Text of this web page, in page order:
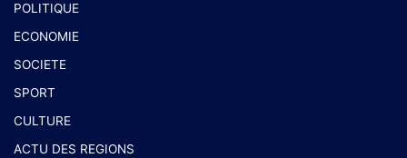
POLITIQUE
ECONOMIE
SOCIETE
SPORT
CULTURE
ACTU DES REGIONS